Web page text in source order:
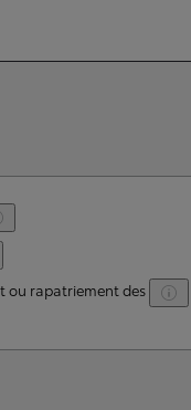
ou rapatriement des